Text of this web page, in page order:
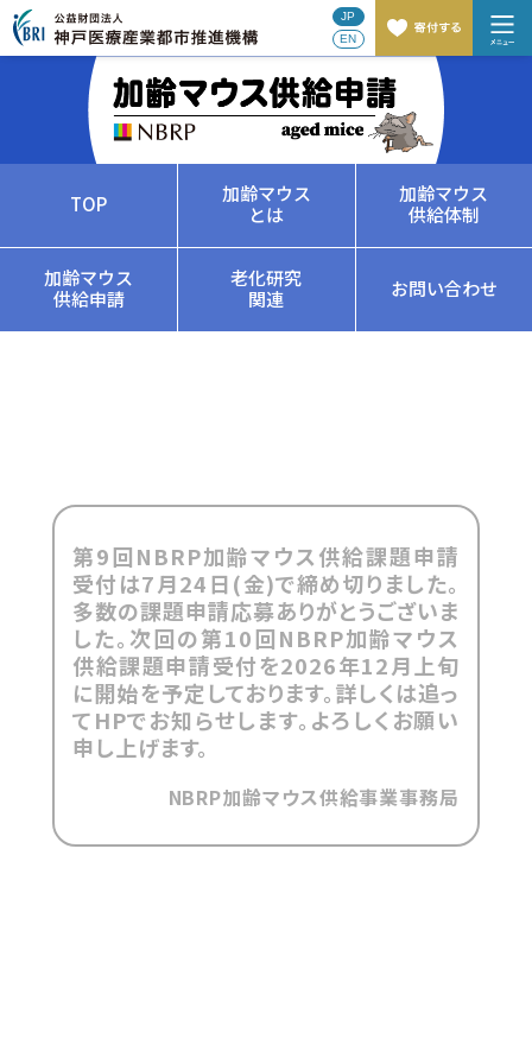
JP
EN
TOP
加齢マウス
とは
加齢マウス
供給体制
加齢マウス
供給申請
老化研究
関連
お問い合わせ
第9回NBRP加齢マウス供給課題申請
受付は7月24日(金)で締め切りました。
多数の課題申請応募ありがとうございま
した。次回の第10回NBRP加齢マウス
供給課題申請受付を2026年12月上旬
に開始を予定しております。詳しくは追っ
てHPでお知らせします。よろしくお願い
申し上げます。
NBRP加齢マウス供給事業事務局